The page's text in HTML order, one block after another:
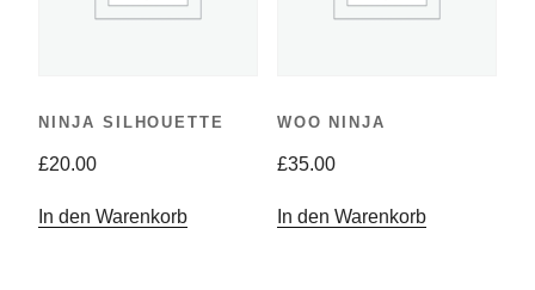
NINJA SILHOUETTE
£20.00
In den Warenkorb
WOO NINJA
£35.00
In den Warenkorb